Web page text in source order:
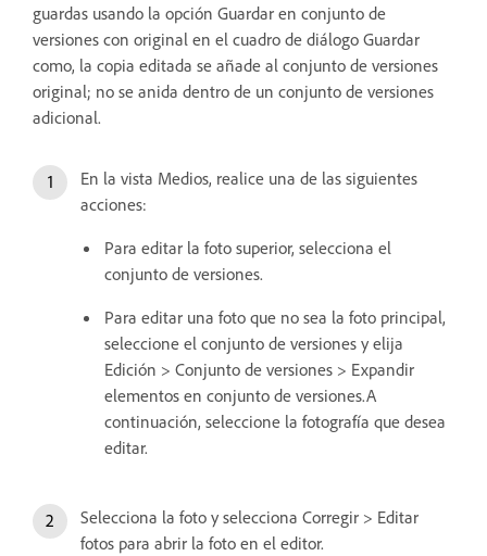
guardas usando la opción Guardar en conjunto de
versiones con original en el cuadro de diálogo Guardar
como, la copia editada se añade al conjunto de versiones
original; no se anida dentro de un conjunto de versiones
adicional.
En la vista Medios, realice una de las siguientes
acciones:
Para editar la foto superior, selecciona el
conjunto de versiones.
Para editar una foto que no sea la foto principal,
seleccione el conjunto de versiones y elija
Edición > Conjunto de versiones > Expandir
elementos en conjunto de versiones.A
continuación, seleccione la fotografía que desea
editar.
Selecciona la foto y selecciona Corregir > Editar
fotos para abrir la foto en el editor.